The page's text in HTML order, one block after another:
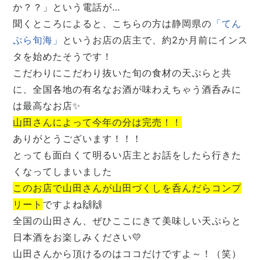
か？？」という電話が…
聞くところによると、こちらの方は静岡県の 「てん
ぷら旬海」 というお店の店主で、約2か月前にインス
タを始めたそうです！
こだわりにこだわり抜いた旬の食材の天ぷらと共
に、全国各地の有名なお酒が味わえちゃう酒呑みに
は最高なお店✨
山田さんによって今年の分は完売！！
ありがとうございます！！！
とっても面白くて明るい店主とお話をしたら行きた
くなってしまいました
このお店で山田さんが山田づくしを呑んだらコンプ
リート ですよね🙌🙌
全国の山田さん、ぜひここにきて美味しい天ぷらと
日本酒をお楽しみください💛
山田さんから頂けるのはココだけですよ～！（笑）